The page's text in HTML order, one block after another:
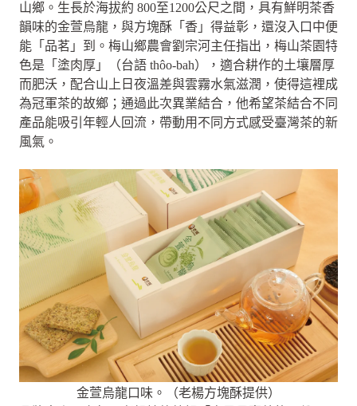
山鄉。生長於海拔約 800至1200公尺之間，具有鮮明茶香
韻味的金萱烏龍，與方塊酥「香」得益彰，還沒入口中便
能「品茗」到。梅山鄉農會劉宗河主任指出，梅山茶園特
色是「塗肉厚」（台語 thôo-bah），適合耕作的土壤層厚
而肥沃，配合山上日夜溫差與雲霧水氣滋潤，使得這裡成
為冠軍茶的故鄉；通過此次異業結合，他希望茶結合不同
產品能吸引年輕人回流，帶動用不同方式感受臺灣茶的新
風氣。
金萱烏龍口味。（老楊方塊酥提供）